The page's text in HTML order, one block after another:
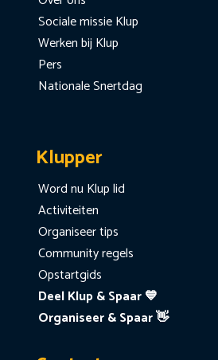
Sociale missie Klup
Werken bij Klup
Pers
Nationale Snertdag
Klupper
Word nu Klup lid
Activiteiten
Organiseer tips
Community regels
Opstartgids
Deel Klup & Spaar 💙
Organiseer & Spaar 👋